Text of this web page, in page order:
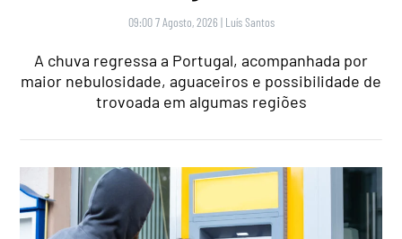
09:00 7 Agosto, 2026 | Luís Santos
A chuva regressa a Portugal, acompanhada por
maior nebulosidade, aguaceiros e possibilidade de
trovoada em algumas regiões